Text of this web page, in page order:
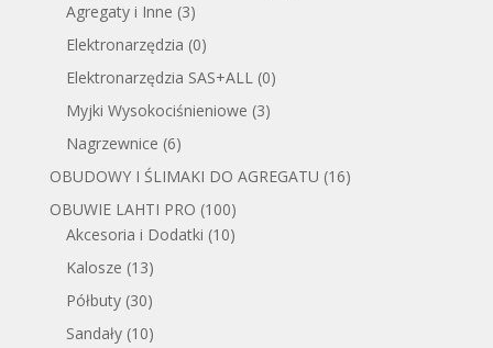
Agregaty i Inne (3)
Elektronarzędzia (0)
Elektronarzędzia SAS+ALL (0)
Myjki Wysokociśnieniowe (3)
Nagrzewnice (6)
OBUDOWY I ŚLIMAKI DO AGREGATU (16)
OBUWIE LAHTI PRO (100)
Akcesoria i Dodatki (10)
Kalosze (13)
Półbuty (30)
Sandały (10)